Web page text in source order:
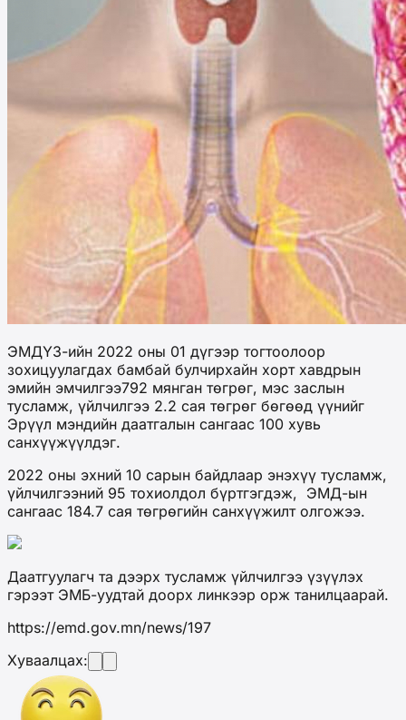
ЭМДҮЗ-ийн 2022 оны 01 дүгээр тогтоолоор
зохицуулагдах бамбай булчирхайн хорт хавдрын
эмийн эмчилгээ792 мянган төгрөг, мэс заслын
тусламж, үйлчилгээ 2.2 сая төгрөг бөгөөд үүнийг
Эрүүл мэндийн даатгалын сангаас 100 хувь
санхүүжүүлдэг.
2022 оны эхний 10 сарын байдлаар энэхүү тусламж,
үйлчилгээний 95 тохиолдол бүртгэгдэж, ЭМД-ын
сангаас 184.7 сая төгрөгийн санхүүжилт олгожээ.
Даатгуулагч та дээрх тусламж үйлчилгээ үзүүлэх
гэрээт ЭМБ-уудтай доорх линкээр орж танилцаарай.
https://emd.gov.mn/news/197
Хуваалцах: